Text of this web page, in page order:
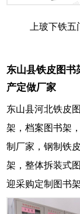
上玻下铁五
东山县铁皮图书
产定做厂家
东山县河北铁皮
架，档案图书架
制厂家，钢制铁
架，整体拆装式
迎采购定制图书